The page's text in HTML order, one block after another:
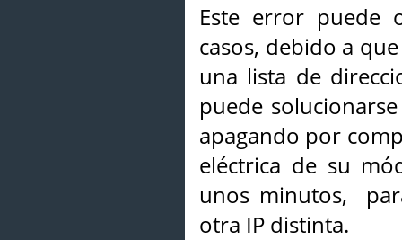
Este error puede
casos, debido a
una lista de
puede
apagando por
eléctrica de su
unos minutos,
otra IP distinta.